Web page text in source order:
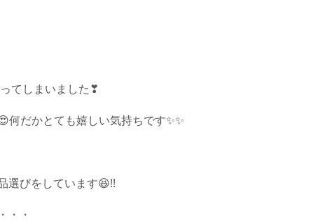
てしまいました❣
だかとても嬉しい気持ちです✨✨
選びをしています😆!!
・・